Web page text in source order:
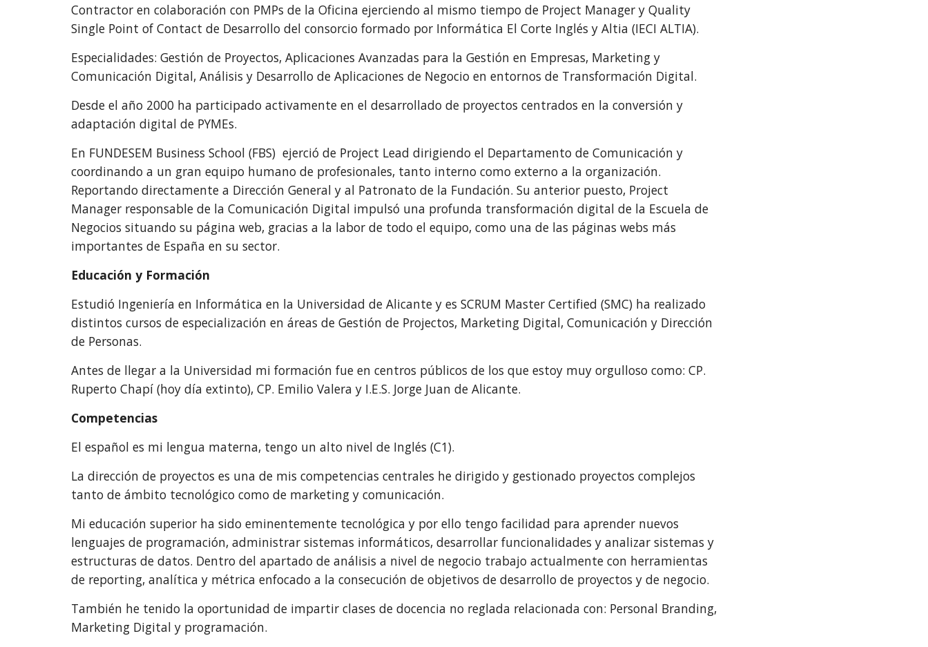
Contractor en colaboración con PMPs de la Oficina ejerciendo al mismo tiempo de Project Manager y Quality
Single Point of Contact de Desarrollo del consorcio formado por Informática El Corte Inglés y Altia (IECI ALTIA).
Especialidades: Gestión de Proyectos, Aplicaciones Avanzadas para la Gestión en Empresas, Marketing y
Comunicación Digital, Análisis y Desarrollo de Aplicaciones de Negocio en entornos de Transformación Digital.
Desde el año 2000 ha participado activamente en el desarrollado de proyectos centrados en la conversión y
adaptación digital de PYMEs.
En FUNDESEM Business School (FBS) ejerció de Project Lead dirigiendo el Departamento de Comunicación y
coordinando a un gran equipo humano de profesionales, tanto interno como externo a la organización.
Reportando directamente a Dirección General y al Patronato de la Fundación. Su anterior puesto, Project
Manager responsable de la Comunicación Digital impulsó una profunda transformación digital de la Escuela de
Negocios situando su página web, gracias a la labor de todo el equipo, como una de las páginas webs más
importantes de España en su sector.
Educación y Formación
Estudió Ingeniería en Informática en la Universidad de Alicante y es SCRUM Master Certified (SMC) ha realizado
distintos cursos de especialización en áreas de Gestión de Projectos, Marketing Digital, Comunicación y Dirección
de Personas.
Antes de llegar a la Universidad mi formación fue en centros públicos de los que estoy muy orgulloso como: CP.
Ruperto Chapí (hoy día extinto), CP. Emilio Valera y I.E.S. Jorge Juan de Alicante.
Competencias
El español es mi lengua materna, tengo un alto nivel de Inglés (C1).
La dirección de proyectos es una de mis competencias centrales he dirigido y gestionado proyectos complejos
tanto de ámbito tecnológico como de marketing y comunicación.
Mi educación superior ha sido eminentemente tecnológica y por ello tengo facilidad para aprender nuevos
lenguajes de programación, administrar sistemas informáticos, desarrollar funcionalidades y analizar sistemas y
estructuras de datos. Dentro del apartado de análisis a nivel de negocio trabajo actualmente con herramientas
de reporting, analítica y métrica enfocado a la consecución de objetivos de desarrollo de proyectos y de negocio.
También he tenido la oportunidad de impartir clases de docencia no reglada relacionada con: Personal Branding,
Marketing Digital y programación.